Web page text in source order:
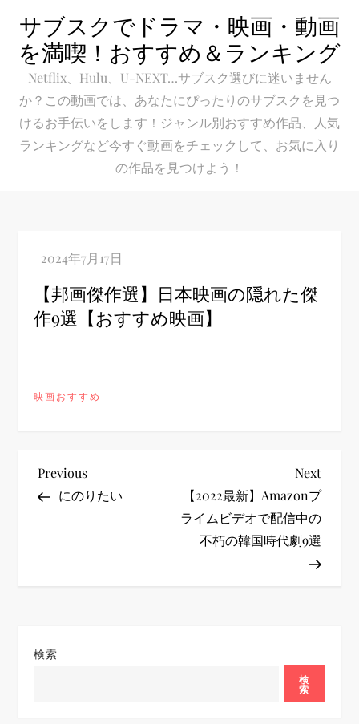
content
サブスクでドラマ・映画・動画
を満喫！おすすめ＆ランキング
Netflix、Hulu、U-NEXT…サブスク選びに迷いません
か？この動画では、あなたにぴったりのサブスクを見つ
けるお手伝いをします！ジャンル別おすすめ作品、人気
ランキングなど今すぐ動画をチェックして、お気に入り
の作品を見つけよう！
【邦画傑作選】日本映画の隠れた傑
作9選【おすすめ映画】
映画おすすめ
投
ー
Previous
Post
Previous
にのりたい
Next
Post
Next
【2022最新】Amazonプ
ライムビデオで配信中の
不朽の韓国時代劇9選
検索
検
索